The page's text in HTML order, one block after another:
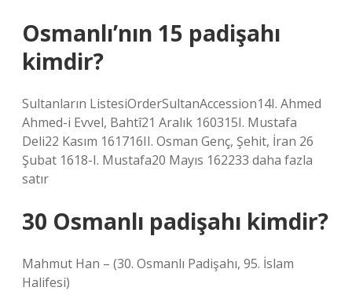
Osmanlı’nın 15 padişahı
kimdir?
Sultanların ListesiOrderSultanAccession14I. Ahmed
Ahmed-i Evvel, Bahtî21 Aralık 160315I. Mustafa
Deli22 Kasım 161716II. Osman Genç, Şehit, İran 26
Şubat 1618-I. Mustafa20 Mayıs 162233 daha fazla
satır
30 Osmanlı padişahı kimdir?
Mahmut Han – (30. Osmanlı Padişahı, 95. İslam
Halifesi)